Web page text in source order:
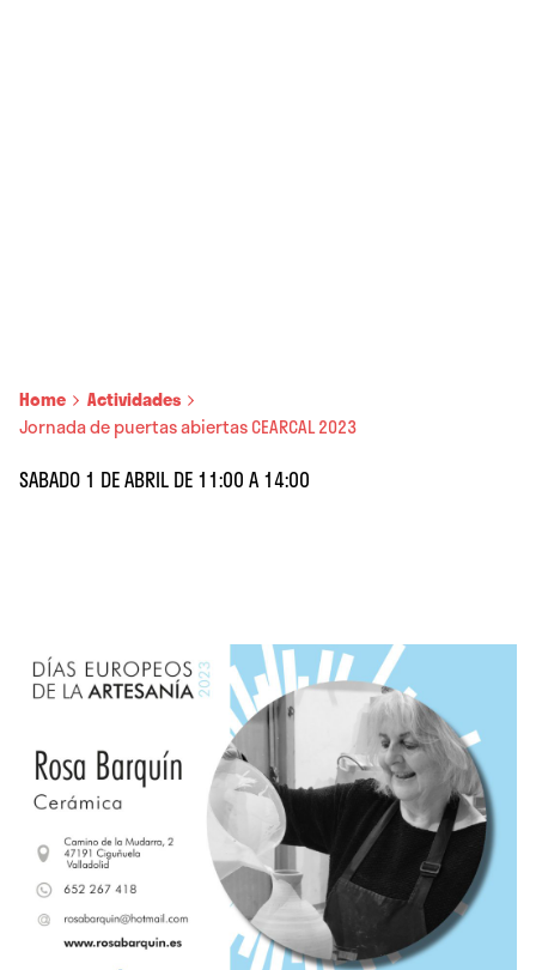
Home
Actividades
Jornada de puertas abiertas CEARCAL 2023
SABADO 1 DE ABRIL DE 11:00 A 14:00